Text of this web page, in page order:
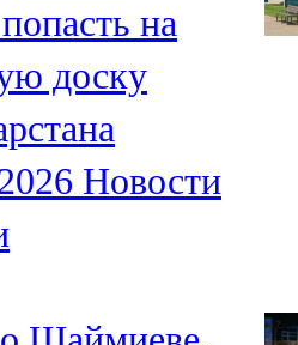
на
доску
Новости